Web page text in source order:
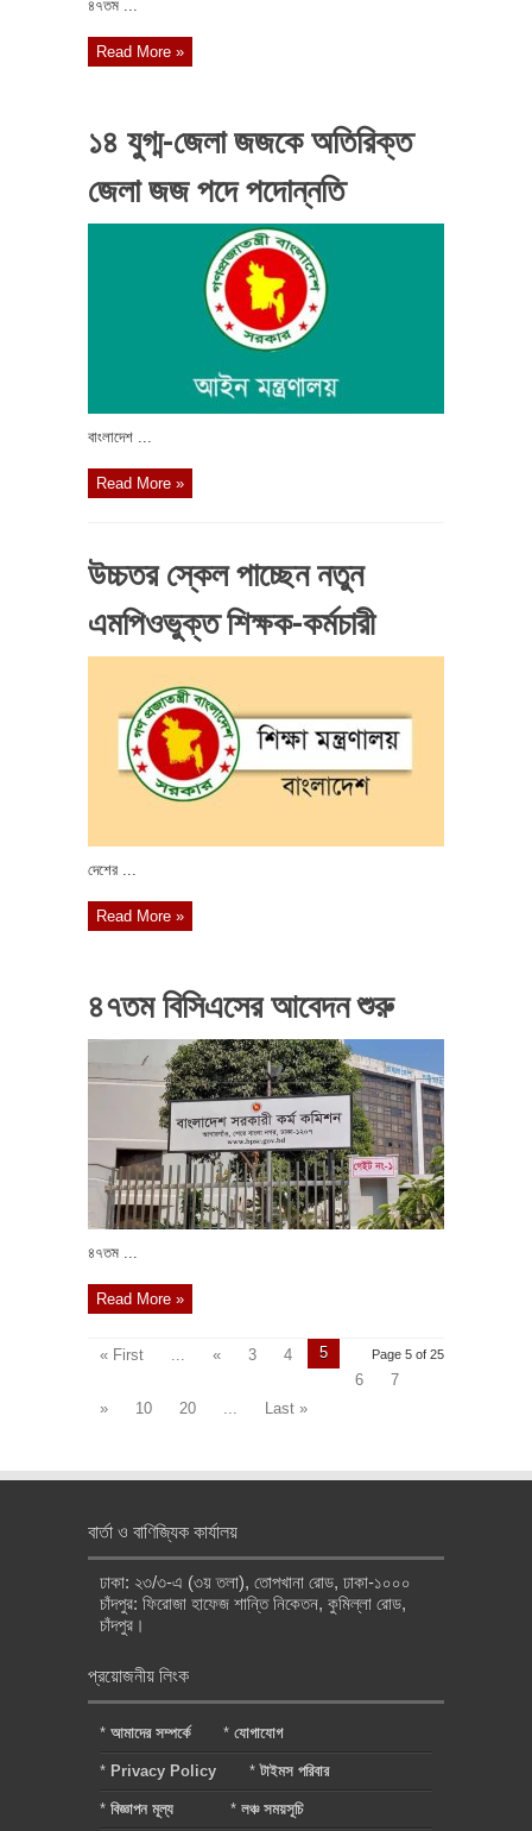
৪৭তম ...
Read More »
১৪ যুগ্ম-জেলা জজকে অতিরিক্ত
জেলা জজ পদে পদোন্নতি
বাংলাদেশ ...
Read More »
উচ্চতর স্কেল পাচ্ছেন নতুন
এমপিওভুক্ত শিক্ষক-কর্মচারী
দেশের ...
Read More »
৪৭তম বিসিএসের আবেদন শুরু
৪৭তম ...
Read More »
Page 5 of 25
« First « 3 4
5
6
7
»
10 20 Last »
বার্তা ও বাণিজ্যিক কার্যালয়
ঢাকা: ২৩/৩-এ (৩য় তলা), তোপখানা রোড, ঢাকা-১০০০
চাঁদপুর: ফিরোজা হাফেজ শান্তি নিকেতন, কুমিল্লা রোড,
চাঁদপুর।
প্রয়োজনীয় লিংক
* আমাদের সম্পর্কে * যোগাযোগ
* Privacy Policy *টাইমস পরিবার
* বিজ্ঞাপন মূল্য * লঞ্চ সময়সূচি